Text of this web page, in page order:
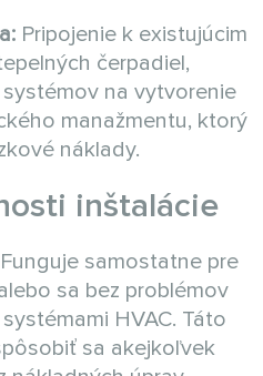
Pripojenie k existujúcim
čerpadiel,
na vytvorenie
manažmentu, ktorý
náklady.
inštalácie
Funguje samostatne pre
sa bez problémov
HVAC. Táto
sa akejkoľvek